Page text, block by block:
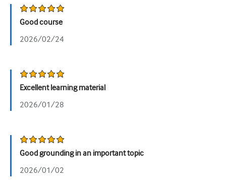
Ca phẫu thuật
Tiết niệu
Good course
2026/02/24
Excellent learning material
2026/01/28
Good grounding in an important topic
2026/01/02